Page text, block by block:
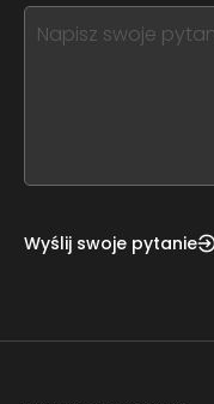
this,
leave
Wyślij swoje pytanie